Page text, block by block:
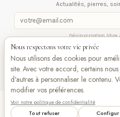
Ajouter
Actualités, pierres,
Désinscription libre
Mentions légales
VISA
maestro
Nous respectons votre vie privée
Nous utilisons des cookies pour
site. Avec votre accord, certains
d'autres à personnaliser le contenu.
modifier vos préférences.
Voir notre politique de confidentialité
Tout refuser